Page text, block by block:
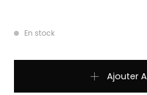
En stock
Ajouter